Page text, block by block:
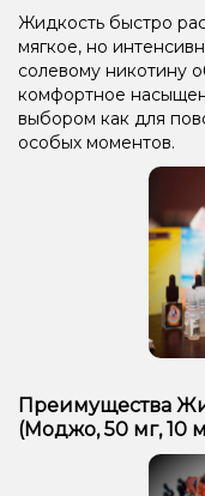
Жидкость быстро
мягкое, но
солевому никотину
комфортное
выбором как для
особых моментов.
Преимущества
(Моджо, 50 мг, 10